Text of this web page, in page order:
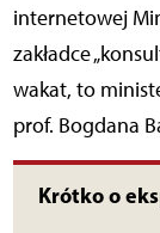
internetowej
zakładce
wakat, to
prof. Bogdana
Krótko o